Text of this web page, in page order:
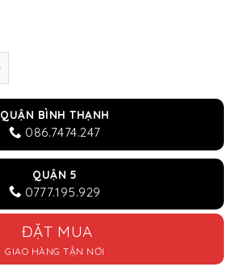
QUẬN BÌNH THẠNH
086.7474.247
QUẬN 5
0777.195.929
ĐẶT MUA
GIAO HÀNG TẬN NƠI